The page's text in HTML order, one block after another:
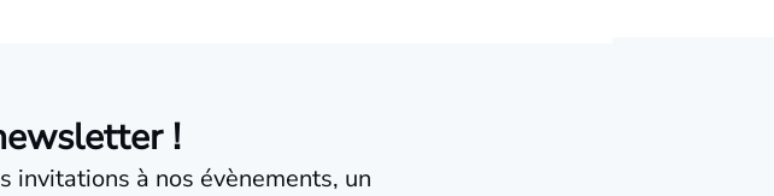
!
invitations à nos évènements, un